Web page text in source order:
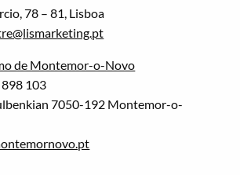
78 – 81, Lisboa
de Montemor-o-Novo
898 103
7050-192 Montemor-o-